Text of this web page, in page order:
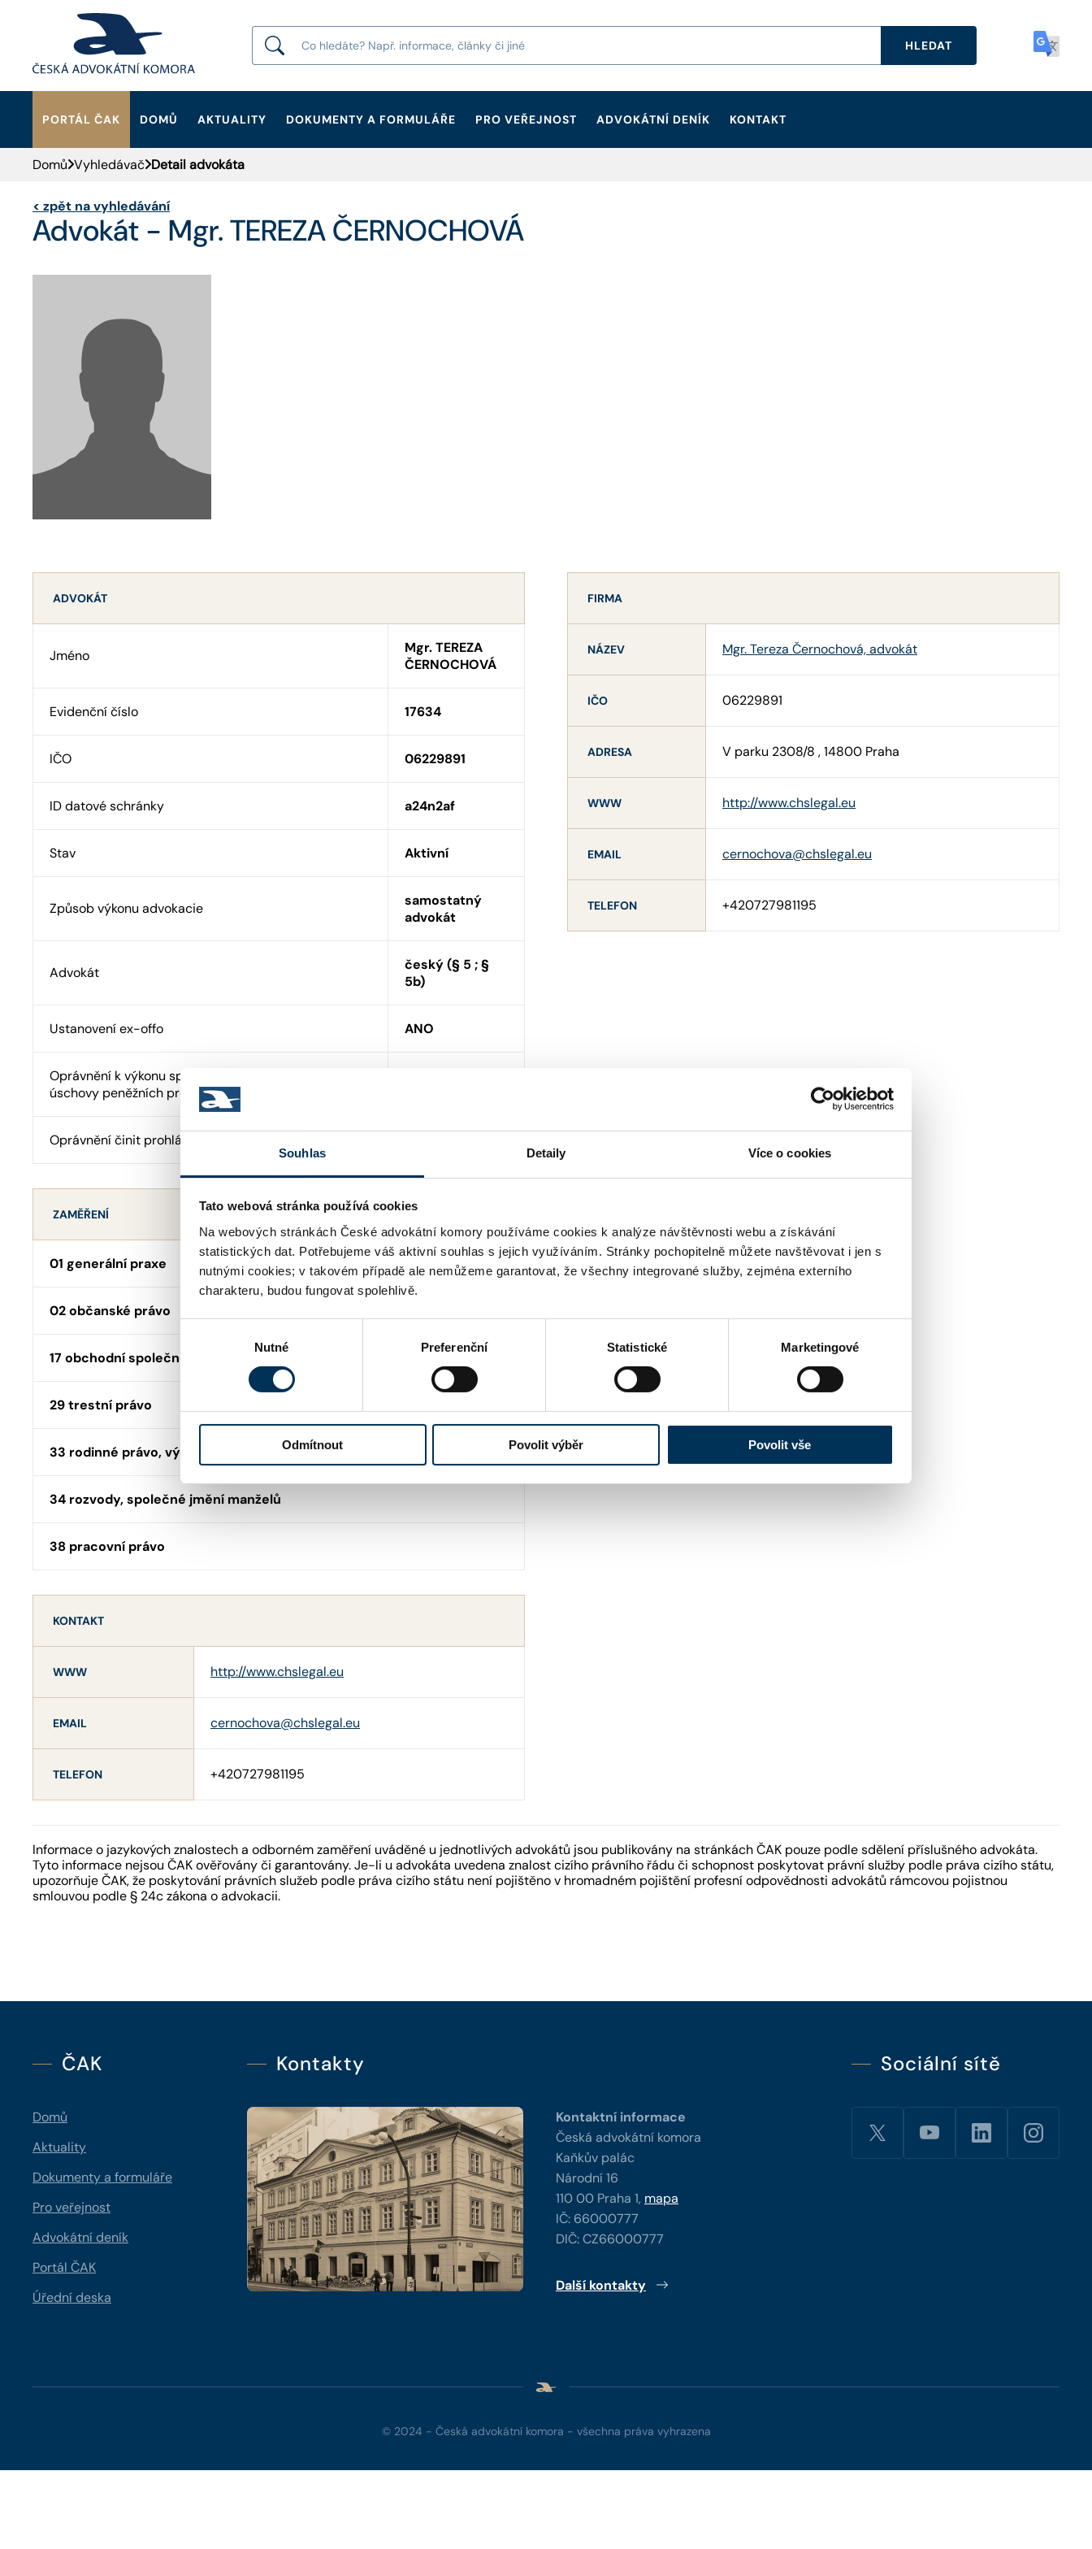
Souhlas Detaily Více o cookies
Tato webová stránka používá cookies
Na webových stránkách České advokátní komory používáme cookies k analýze návštěvnosti webu a získávání
statistických dat. Potřebujeme váš aktivní souhlas s jejich využíváním. Stránky pochopitelně můžete navštěvovat i jen s
nutnými cookies; v takovém případě ale nemůžeme garantovat, že všechny integrované služby, zejména externího
charakteru, budou fungovat spolehlivě.
Nutné Preferenční Statistické Marketingové
Odmítnout Povolit výběr Povolit vše
HLEDAT
PORTÁL ČAK DOMŮ AKTUALITY DOKUMENTY A FORMULÁŘE PRO VEŘEJNOST ADVOKÁTNÍ DENÍK
KONTAKT
HLEDAT
Domů Vyhledávač Detail advokáta
< zpět na vyhledávání
Advokát - Mgr. TEREZA ČERNOCHOVÁ
ADVOKÁT
Jméno
Mgr. TEREZA
ČERNOCHOVÁ
Evidenční číslo 17634
IČO 06229891
ID datové schránky a24n2af
Stav Aktivní
Způsob výkonu advokacie
samostatný
advokát
Advokát
český (§ 5 ; §
5b)
Ustanovení ex-offo ANO
Oprávnění k výkonu správy cizího majetku a advokátní
úschovy peněžních prostředků
Oprávnění činit prohlášení o pravosti podpisu
ZAMĚŘENÍ
01 generální praxe
02 občanské právo
17 obchodní společnosti, družstva
29 trestní právo
33 rodinné právo, výchova, výživné
34 rozvody, společné jmění manželů
38 pracovní právo
KONTAKT
WWW http://www.chslegal.eu
EMAIL cernochova@chslegal.eu
TELEFON +420727981195
FIRMA
NÁZEV Mgr. Tereza Černochová, advokát
IČO 06229891
ADRESA V parku 2308/8 , 14800 Praha
WWW http://www.chslegal.eu
EMAIL cernochova@chslegal.eu
TELEFON +420727981195
Informace o jazykových znalostech a odborném zaměření uváděné u jednotlivých advokátů jsou publikovány na stránkách ČAK pouze podle sdělení příslušného advokáta.
Tyto informace nejsou ČAK ověřovány či garantovány. Je-li u advokáta uvedena znalost cizího právního řádu či schopnost poskytovat právní služby podle práva cizího státu,
upozorňuje ČAK, že poskytování právních služeb podle práva cizího státu není pojištěno v hromadném pojištění profesní odpovědnosti advokátů rámcovou pojistnou
smlouvou podle § 24c zákona o advokacii.
ČAK
Domů
Aktuality
Dokumenty a formuláře
Pro veřejnost
Advokátní deník
Portál ČAK
Úřední deska
Kontakty
Kontaktní informace
Česká advokátní komora
Kaňkův palác
Národní 16
110 00 Praha 1, mapa
IČ: 66000777
DIČ: CZ66000777
Další kontakty
Sociální sítě
© 2024 - Česká advokátní komora - všechna práva vyhrazena